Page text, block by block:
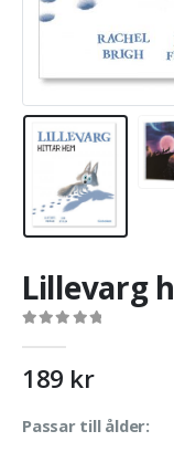
Lillevarg
189 kr
Passar till ålder: